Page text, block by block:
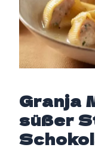
Granja
süßer